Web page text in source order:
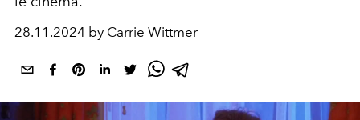
28.11.2024 by Carrie Wittmer